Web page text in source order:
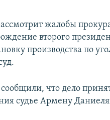
жалобы
второго
производства по
что дело
судье Армену